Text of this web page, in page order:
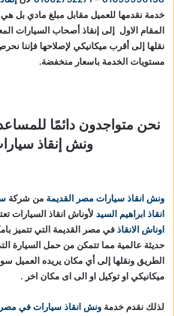
خدمة نقدمها للعميل مقابل مبلغ مادي بل
المقام الاول إلى إنقاذ أصحاب السيارات
نقلها إلى أقرب ميكانيكي لإصلاحها فإننا
مستويات الخدمة باسعار منخفضة.
نحن متواجدون دائمًا
ونش إنقاذ
ونش انقاذ سيارات مصر القديمة من شركة
انقاذ ابراهيم السيد لأوناش انقاذ السيارات
اوناش الانقاذ في مصر القديمة التي تتميز
حديثة عالمية مما تتمكن من حمل السيارة
الطريق ونقلها إلى أي مكان يريده العميل
ميكانيكي او توكيل او الى اى مكان اخر .
لذلك نقدم خدمة ونش انقاذ سيارات في مصر